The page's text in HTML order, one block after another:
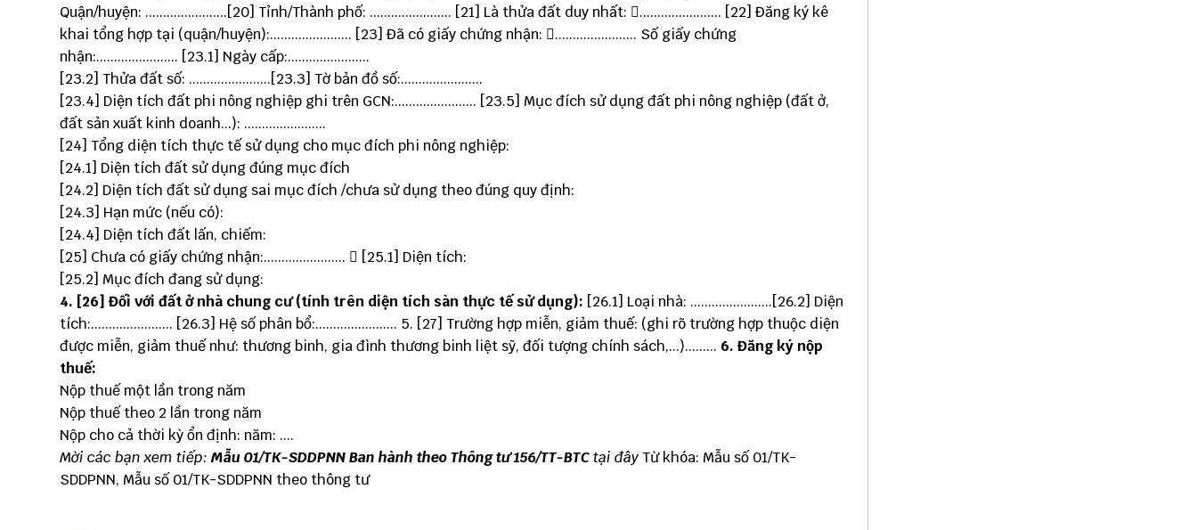
Quận/huyện: .......................[20] Tỉnh/Thành phố: ....................... [21] Là thửa đất duy nhất: ....................... [22] Đăng ký kê
khai tổng hợp tại (quận/huyện):....................... [23] Đã có giấy chứng nhận: ....................... Số giấy chứng
nhận:....................... [23.1] Ngày cấp:.......................
[23.2] Thửa đất số: .......................[23.3] Tờ bản đồ số:.......................
[23.4] Diện tích đất phi nông nghiệp ghi trên GCN:....................... [23.5] Mục đích sử dụng đất phi nông nghiệp (đất ở,
đất sản xuất kinh doanh...): .......................
[24] Tổng diện tích thực tế sử dụng cho mục đích phi nông nghiệp:
[24.1] Diện tích đất sử dụng đúng mục đích
[24.2] Diện tích đất sử dụng sai mục đích /chưa sử dụng theo đúng quy định:
[24.3] Hạn mức (nếu có):
[24.4] Diện tích đất lấn, chiếm:
[25] Chưa có giấy chứng nhận:.......................  [25.1] Diện tích:
[25.2] Mục đích đang sử dụng:
4. [26] Đối với đất ở nhà chung cư (tính trên diện tích sàn thực tế sử dụng): [26.1] Loại nhà: .......................[26.2] Diện
tích:....................... [26.3] Hệ số phân bổ:....................... 5. [27] Trường hợp miễn, giảm thuế: (ghi rõ trường hợp thuộc diện
được miễn, giảm thuế như: thương binh, gia đình thương binh liệt sỹ, đối tượng chính sách,...)......... 6. Đăng ký nộp
thuế:
Nộp thuế một lần trong năm
Nộp thuế theo 2 lần trong năm
Nộp cho cả thời kỳ ổn định: năm: ....
Mời các bạn xem tiếp: Mẫu 01/TK-SDDPNN Ban hành theo Thông tư 156/TT-BTCtại đây Từ khóa: Mẫu số 01/TK-
SDDPNN, Mẫu số 01/TK-SDDPNN theo thông tư